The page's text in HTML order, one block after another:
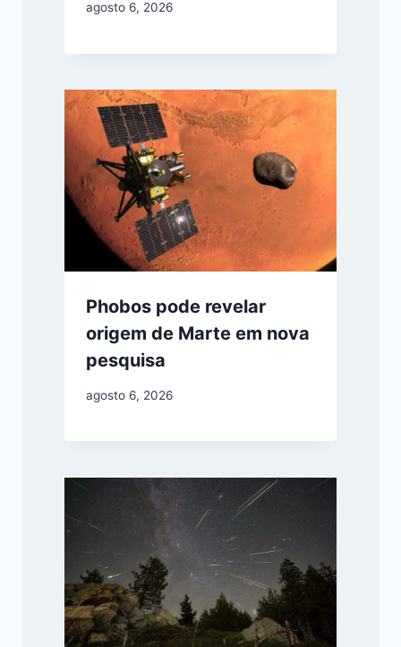
agosto 6, 2026
Phobos pode revelar
origem de Marte em nova
pesquisa
agosto 6, 2026